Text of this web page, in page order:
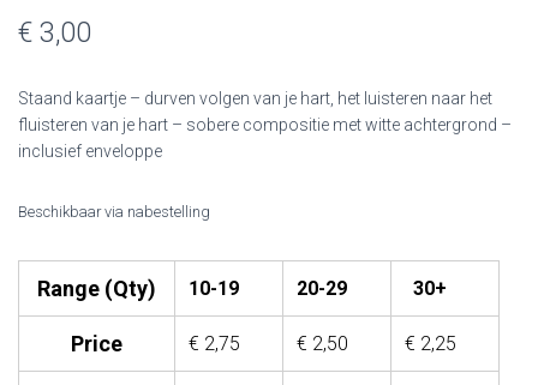
€ 3,00
Staand kaartje – durven volgen van je hart, het luisteren naar het
fluisteren van je hart – sobere compositie met witte achtergrond –
inclusief enveloppe
Beschikbaar via nabestelling
Range (Qty) 10-19 20-29 30+
Price € 2,75 € 2,50 € 2,25